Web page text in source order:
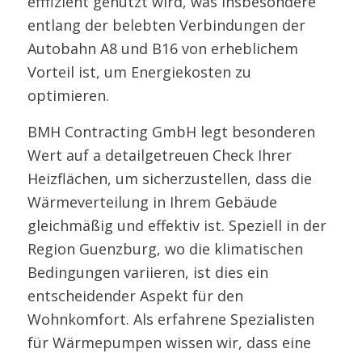
entlang der belebten Verbindungen der
Autobahn A8 und B16 von erheblichem
Vorteil ist, um Energiekosten zu
optimieren.
BMH Contracting GmbH legt besonderen
Wert auf a detailgetreuen Check Ihrer
Heizflächen, um sicherzustellen, dass die
Wärmeverteilung in Ihrem Gebäude
gleichmäßig und effektiv ist. Speziell in der
Region Guenzburg, wo die klimatischen
Bedingungen variieren, ist dies ein
entscheidender Aspekt für den
Wohnkomfort. Als erfahrene Spezialisten
für Wärmepumpen wissen wir, dass eine